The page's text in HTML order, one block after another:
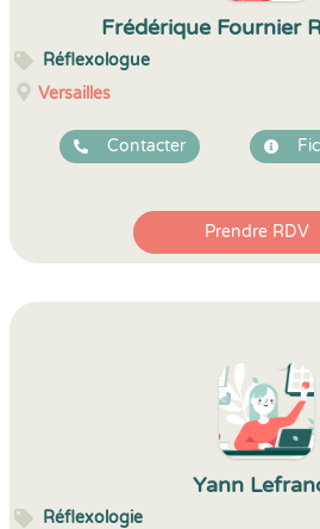
Frédérique Fournier
Réflexologue
Versailles
Contacter
Prendre RDV
Yann
Réflexologie